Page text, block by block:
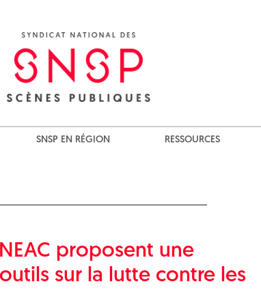
SNSP EN RÉGION RESSOURCES
proposent une
sur la lutte contre les